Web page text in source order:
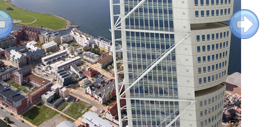
Next